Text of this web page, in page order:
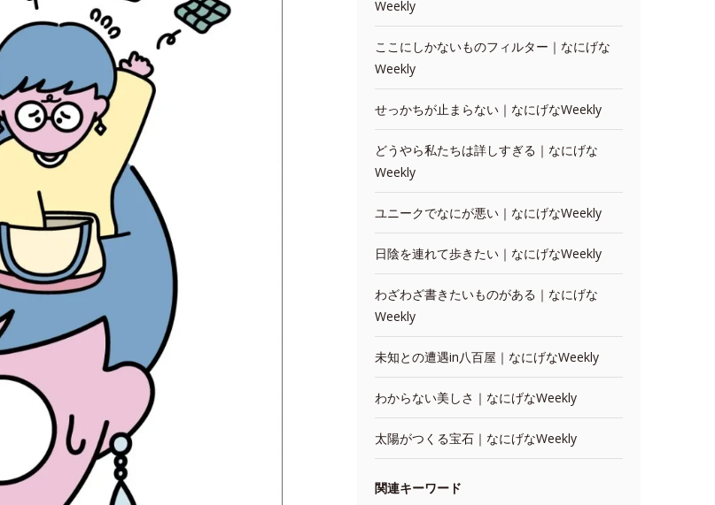
Weekly
ここにしかないものフィルター｜なにげな
Weekly
せっかちが止まらない｜なにげなWeekly
どうやら私たちは詳しすぎる｜なにげな
Weekly
ユニークでなにが悪い｜なにげなWeekly
日陰を連れて歩きたい｜なにげなWeekly
わざわざ書きたいものがある｜なにげな
Weekly
未知との遭遇in八百屋｜なにげなWeekly
わからない美しさ｜なにげなWeekly
太陽がつくる宝石｜なにげなWeekly
関連キーワード